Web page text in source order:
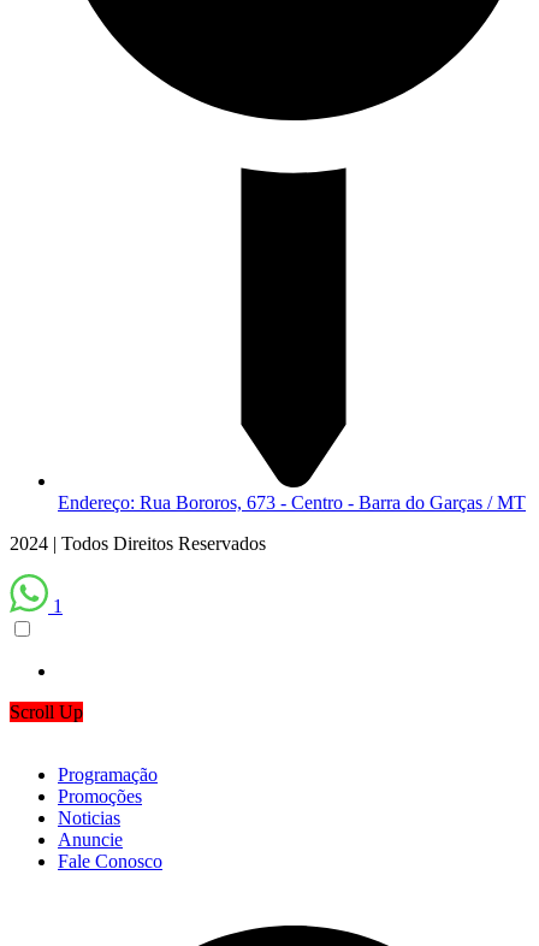
Endereço: Rua Bororos, 673 - Centro - Barra do Garças / MT
2024 | Todos Direitos Reservados
1
Scroll Up
Programação
Promoções
Noticias
Anuncie
Fale Conosco